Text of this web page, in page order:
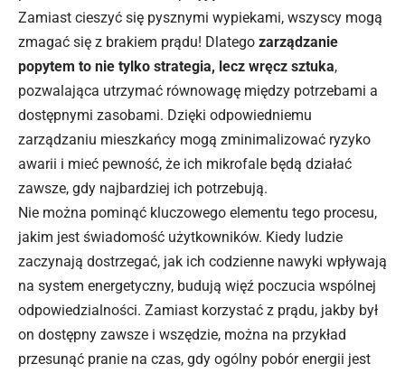
Zamiast cieszyć się pysznymi wypiekami, wszyscy mogą
zmagać się z brakiem prądu! Dlatego zarządzanie
popytem to nie tylko strategia, lecz wręcz sztuka,
pozwalająca utrzymać równowagę między potrzebami a
dostępnymi zasobami. Dzięki odpowiedniemu
zarządzaniu mieszkańcy mogą zminimalizować ryzyko
awarii i mieć pewność, że ich mikrofale będą działać
zawsze, gdy najbardziej ich potrzebują.
Nie można pominąć kluczowego elementu tego procesu,
jakim jest świadomość użytkowników. Kiedy ludzie
zaczynają dostrzegać, jak ich codzienne nawyki wpływają
na system energetyczny, budują więź poczucia wspólnej
odpowiedzialności. Zamiast korzystać z prądu, jakby był
on dostępny zawsze i wszędzie, można na przykład
przesunąć pranie na czas, gdy ogólny pobór energii jest